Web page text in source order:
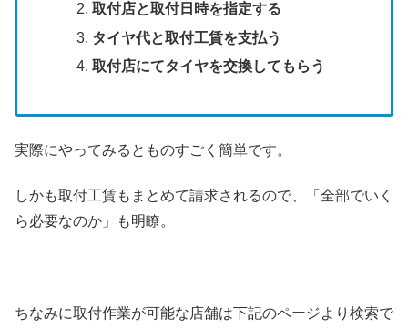
取付店と取付日時を指定する
タイヤ代と取付工賃を支払う
取付店にてタイヤを交換してもらう
実際にやってみるとものすごく簡単です。
しかも取付工賃もまとめて請求されるので、「全部でいく
ら必要なのか」も明瞭。
ちなみに取付作業が可能な店舗は下記のページより検索で